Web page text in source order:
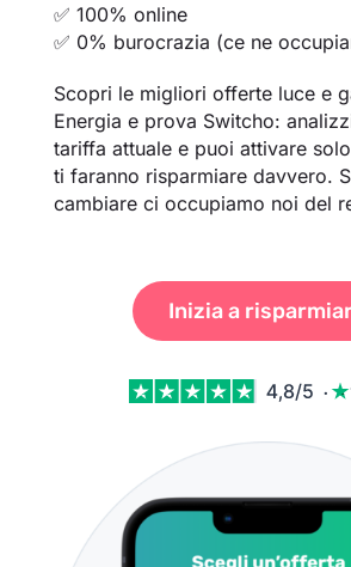
✅ 100% online
✅ 0% burocrazia (ce ne
Scopri le migliori offerte luce e
Energia e prova Switcho:
tariffa attuale e puoi attivare
ti faranno risparmiare davvero.
cambiare ci occupiamo noi del
Inizia a